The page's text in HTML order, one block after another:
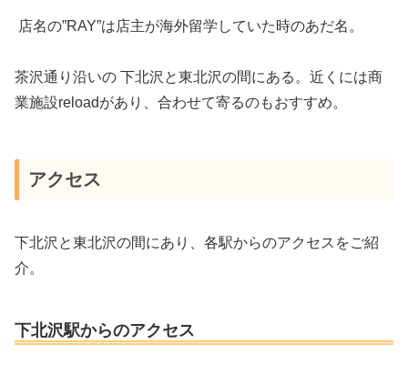
店名の”RAY”は店主が海外留学していた時のあだ名。
茶沢通り沿いの 下北沢と東北沢の間にある。近くには商
業施設reloadがあり、合わせて寄るのもおすすめ。
アクセス
下北沢と東北沢の間にあり、各駅からのアクセスをご紹
介。
下北沢駅からのアクセス